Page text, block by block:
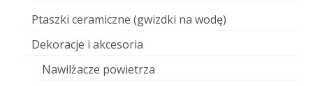
Ptaszki ceramiczne (gwizdki na wodę)
Dekoracje i akcesoria
Nawilżacze powietrza